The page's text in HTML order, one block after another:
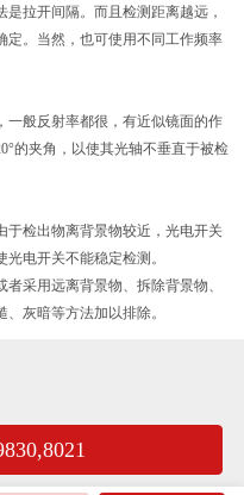
拉开间隔。而且检测距离越远，
定。当然，也可使用不同工作频率
般反射率都很，有近似镜面的作
的夹角，以使其光轴不垂直于被检
检出物离背景物较近，光电开关
电开关不能稳定检测。
采用远离背景物、拆除背景物、
灰暗等方法加以排除。